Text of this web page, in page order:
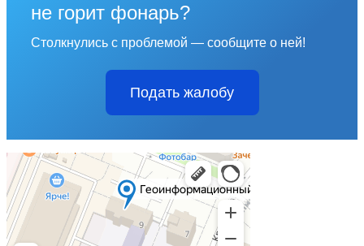
не горит фонарь?
Столкнулись с проблемой — сообщите о ней!
Подать жалобу